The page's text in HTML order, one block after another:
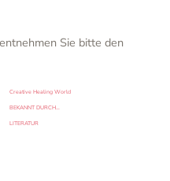
Sie bitte den
Creative Healing World
BEKANNT DURCH…
LITERATUR